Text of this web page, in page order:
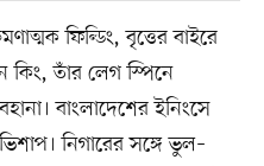
ফিল্ডিং, বৃত্তের বাইরে
কিং, তাঁর লেগ স্পিনে
বাংলাদেশের ইনিংসে
নিগারের সঙ্গে ভুল–